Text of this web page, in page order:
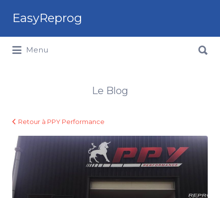
EasyReprog
Menu
Le Blog
Retour à PPY Performance